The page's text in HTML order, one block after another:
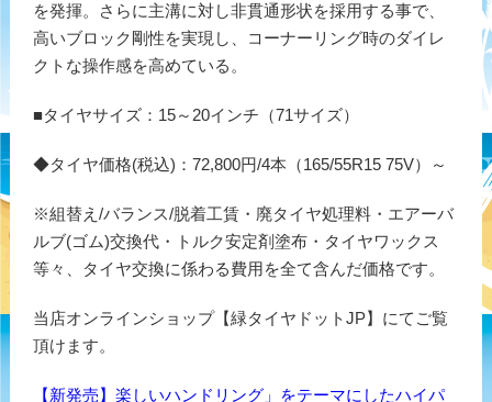
を発揮。さらに主溝に対し非貫通形状を採用する事で、
高いブロック剛性を実現し、コーナーリング時のダイレ
クトな操作感を高めている。
■タイヤサイズ：15～20インチ（71サイズ）
◆タイヤ価格(税込)：72,800円/4本（165/55R15 75V）～
※組替え/バランス/脱着工賃・廃タイヤ処理料・エアーバ
ルブ(ゴム)交換代・トルク安定剤塗布・タイヤワックス
等々、タイヤ交換に係わる費用を全て含んだ価格です。
当店オンラインショップ【緑タイヤドットJP】にてご覧
頂けます。
【新発売】楽しいハンドリング」をテーマにしたハイパ